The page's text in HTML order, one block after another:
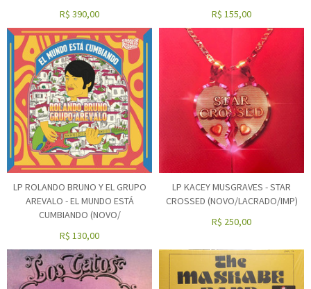
R$ 390,00
R$ 155,00
LP ROLANDO BRUNO Y EL GRUPO
AREVALO - EL MUNDO ESTÁ
CUMBIANDO (NOVO/
R$ 130,00
LP KACEY MUSGRAVES - STAR
CROSSED (NOVO/LACRADO/IMP)
R$ 250,00